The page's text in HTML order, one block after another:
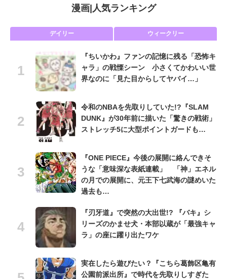
漫画| 人気ランキング
デイリー ウィークリー
『ちいかわ』ファンの記憶に残る「恐怖キ
ャラ」の戦慄シーン 小さくてかわいい世
界なのに「見た目からしてヤバイ…」
令和のNBAを先取りしていた!?『SLAM
DUNK』が30年前に描いた「驚きの戦術」
ストレッチ5に大型ポイントガードも…
『ONE PIECE』今後の展開に絡んできそ
うな「意味深な表紙連載」 「神」エネル
の月での展開に、元王下七武海の謎めいた
過去も…
『刃牙道』で突然の大出世!? 『バキ』シ
リーズのかませ犬・本部以蔵が「最強キャ
ラ」の座に躍り出たワケ
実在したら遊びたい？『こちら葛飾区亀有
公園前派出所』で時代を先取りしすぎた